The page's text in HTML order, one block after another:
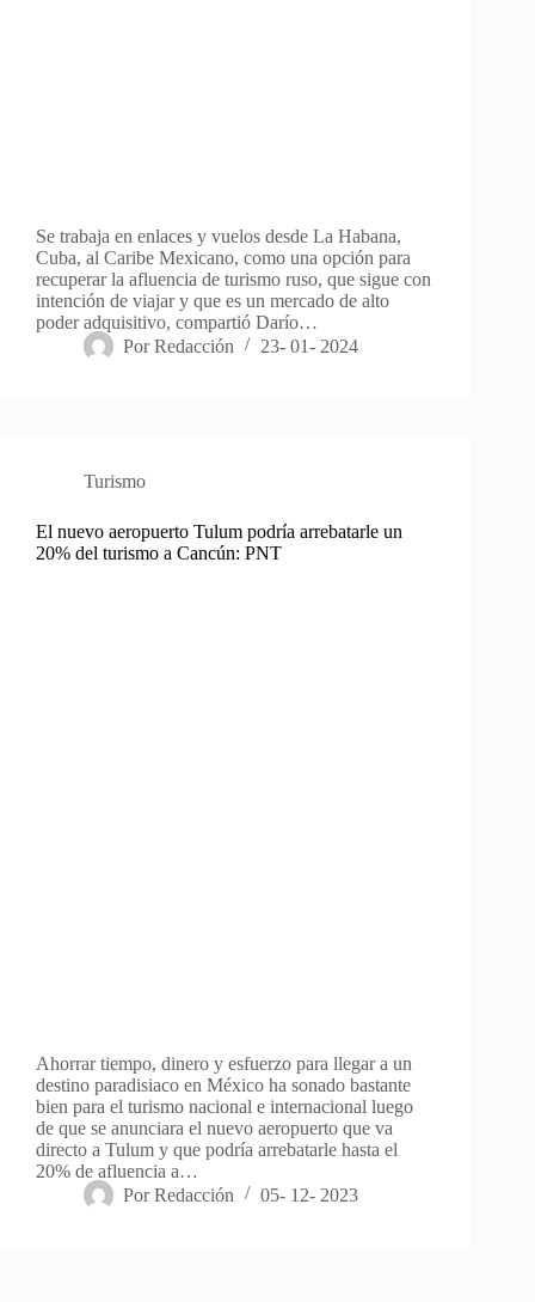
Se trabaja en enlaces y vuelos desde La Habana,
Cuba, al Caribe Mexicano, como una opción para
recuperar la afluencia de turismo ruso, que sigue con
intención de viajar y que es un mercado de alto
poder adquisitivo, compartió Darío…
Por Redacción 23- 01- 2024
Turismo
El nuevo aeropuerto Tulum podría arrebatarle un
20% del turismo a Cancún: PNT
Ahorrar tiempo, dinero y esfuerzo para llegar a un
destino paradisiaco en México ha sonado bastante
bien para el turismo nacional e internacional luego
de que se anunciara el nuevo aeropuerto que va
directo a Tulum y que podría arrebatarle hasta el
20% de afluencia a…
Por Redacción 05- 12- 2023